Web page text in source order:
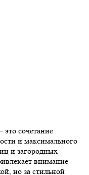
сочетание
и максимального
и загородных
внимание
но за стильной